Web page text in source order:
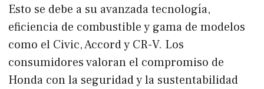
Esto se debe a su avanzada tecnología,
eficiencia de combustible y gama de modelos
como el Civic, Accord y CR-V. Los
consumidores valoran el compromiso de
Honda con la seguridad y la sustentabilidad